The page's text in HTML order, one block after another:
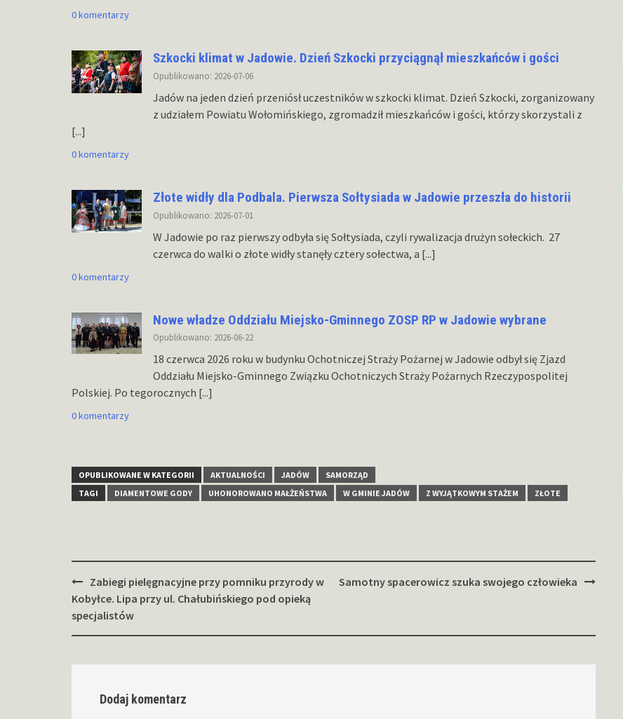
0 komentarzy
Szkocki klimat w Jadowie. Dzień Szkocki przyciągnął mieszkańców i gości
Opublikowano: 2026-07-06
Jadów na jeden dzień przeniósł uczestników w szkocki klimat. Dzień Szkocki, zorganizowany
z udziałem Powiatu Wołomińskiego, zgromadził mieszkańców i gości, którzy skorzystali z
[...]
0 komentarzy
Złote widły dla Podbala. Pierwsza Sołtysiada w Jadowie przeszła do historii
Opublikowano: 2026-07-01
W Jadowie po raz pierwszy odbyła się Sołtysiada, czyli rywalizacja drużyn sołeckich. 27
czerwca do walki o złote widły stanęły cztery sołectwa, a [...]
0 komentarzy
Nowe władze Oddziału Miejsko-Gminnego ZOSP RP w Jadowie wybrane
Opublikowano: 2026-06-22
18 czerwca 2026 roku w budynku Ochotniczej Straży Pożarnej w Jadowie odbył się Zjazd
Oddziału Miejsko-Gminnego Związku Ochotniczych Straży Pożarnych Rzeczypospolitej
Polskiej. Po tegorocznych [...]
0 komentarzy
OPUBLIKOWANE W KATEGORII AKTUALNOŚCI JADÓW
SAMORZĄD
TAGI
DIAMENTOWE GODY UHONOROWANO MAŁŻEŃSTWA W GMINIE JADÓW Z WYJĄTKOWYM STAŻEM ZŁOTE
Zobacz
wpisy
Zabiegi pielęgnacyjne przy pomniku przyrody w
Kobyłce. Lipa przy ul. Chałubińskiego pod opieką
specjalistów
Samotny spacerowicz szuka swojego człowieka
Dodaj komentarz